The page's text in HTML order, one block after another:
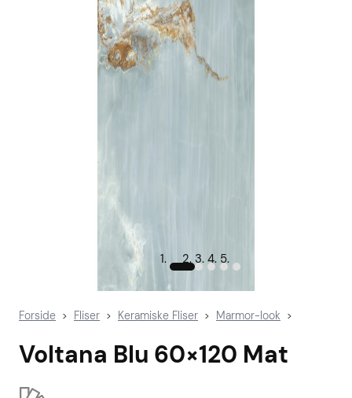
Forside > Fliser > Keramiske Fliser > Marmor-look >
Voltana Blu 60×120 Mat